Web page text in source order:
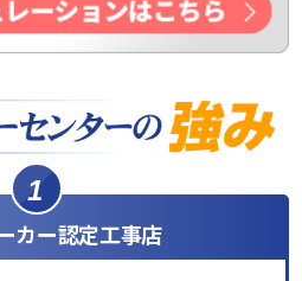
1
カー認定工事店